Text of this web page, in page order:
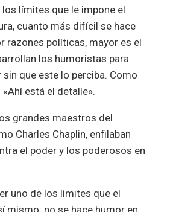
límites que le impone el
cuanto más difícil se hace
razones políticas, mayor es el
los humoristas para
que este lo perciba. Como
está el detalle».
grandes maestros del
Charles Chaplin, enfilaban
el poder y los poderosos en
uno de los límites que el
mismo: no se hace humor en